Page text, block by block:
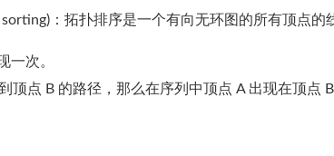
：拓扑排序是一个有向无环图的所有顶点
一次。
顶点 B 的路径，那么在序列中顶点 A 出现在顶点 B